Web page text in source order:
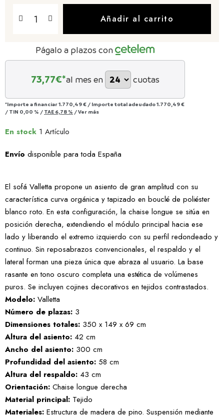
Añadir al carrito
Págalo a plazos con
73,77€*al mes en cuotas
*Importe a financiar1.770,49 € / Importe total adeudado1.770,49 €
/ TIN 0,00 % / TAE 6,78 % /Ver más
En stock 1 Artículo
Envío disponible para toda España
El sofá Valletta propone un asiento de gran amplitud con su
característica curva orgánica y tapizado en bouclé de poliéster
blanco roto. En esta configuración, la chaise longue se sitúa en
posición derecha, extendiendo el módulo principal hacia ese
lado y liberando el extremo izquierdo con su perfil redondeado y
continuo. Sin reposabrazos convencionales, el respaldo y el
lateral forman una pieza única que abraza al usuario. La base
rasante en tono oscuro completa una estética de volúmenes
puros. Se incluyen cojines decorativos en tejidos contrastados.
Modelo: Valletta
Número de plazas: 3
Dimensiones totales: 350 x 149 x 69 cm
Altura del asiento: 42 cm
Ancho del asiento: 300 cm
Profundidad del asiento: 58 cm
Altura del respaldo: 43 cm
Orientación: Chaise longue derecha
Material principal: Tejido
Materiales: Estructura de madera de pino. Suspensión mediante